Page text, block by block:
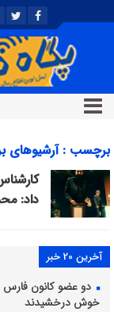
برچسب : آرشیوهای
داد:
آخرین 20 خبر
دو عضو کانون فارس
خوش درخشیدند